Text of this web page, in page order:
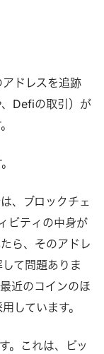
ドレスを追跡
Defiの取引）が
、ブロックチェ
ビティの中身が
ら、そのアドレ
て問題ありま
近のコインのほ
しています。
。これは、ビッ